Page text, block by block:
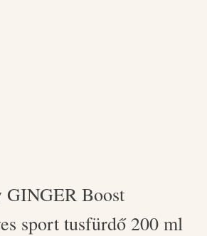
GINGER Boost
sport tusfürdő 200 ml